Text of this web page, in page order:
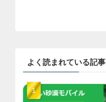
よく読まれている記事